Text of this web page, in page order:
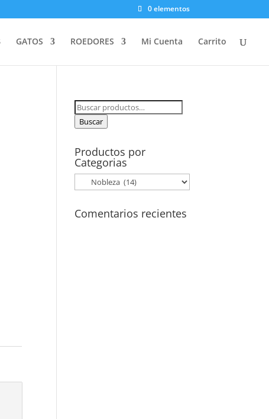
0 elementos
GATOS ROEDORES Mi Cuenta Carrito
Buscar
por:
Buscar
Productos por
Categorias
Comentarios recientes